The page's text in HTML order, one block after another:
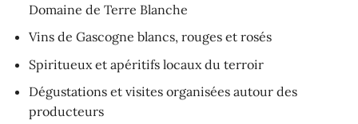
Domaine de Terre Blanche
Vins de Gascogne blancs, rouges et rosés
Spiritueux et apéritifs locaux du terroir
Dégustations et visites organisées autour des
producteurs